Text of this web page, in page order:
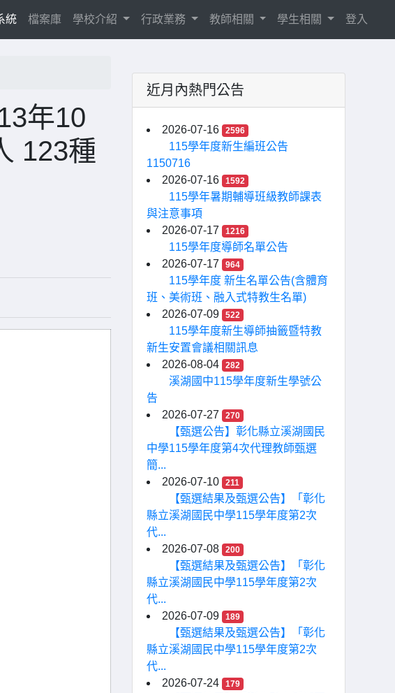
統 檔案庫 學校介紹 行政業務 教師相關 學生相關 登入
年10
123種
近月內熱門公告
2026-07-16 2596
115學年度新生編班公告
1150716
2026-07-16
1592
115學年暑期輔導班級教師課表
與注意事項
2026-07-17
1216
115學年度導師名單公告
2026-07-17
964
115學年度 新生名單公告(含體育
班、美術班、融入式特教生名單)
2026-07-09
522
115學年度新生導師抽籤暨特教
新生安置會議相關訊息
2026-08-04
282
溪湖國中115學年度新生學號公
告
2026-07-27
270
【甄選公告】彰化縣立溪湖國民
中學115學年度第4次代理教師甄選
簡...
2026-07-10
211
【甄選結果及甄選公告】「彰化
縣立溪湖國民中學115學年度第2次
代...
2026-07-08
200
【甄選結果及甄選公告】「彰化
縣立溪湖國民中學115學年度第2次
代...
2026-07-09
189
【甄選結果及甄選公告】「彰化
縣立溪湖國民中學115學年度第2次
代...
2026-07-24
179